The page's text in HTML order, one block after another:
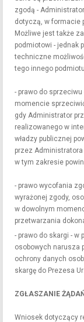
zgodą -
dotyczą, w formacie
Możliwe jest także
podmiotowi - jednak
techniczne
tego innego
- prawo do
momencie
gdy Administrator
realizowanego w
władzy publicznej
przez
w tym zakresie
- prawo wycofania
wyrażonej zgody,
w dowolnym
przetwarzania
- prawo do skargi - w
osobowych narusza
ochrony danych
skargę do Prezesa
ZGŁASZANIE
Wniosek dotyczący